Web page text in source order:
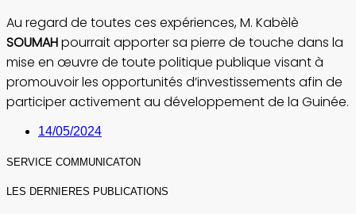
Au regard de toutes ces expériences, M. Kabèlè
SOUMAHpourrait apporter sa pierre de touche dans la
mise en œuvre de toute politique publique visant à
promouvoir les opportunités d’investissements afin de
participer activement au développement de la Guinée.
14/05/2024
SERVICE COMMUNICATON
LES DERNIERES PUBLICATIONS